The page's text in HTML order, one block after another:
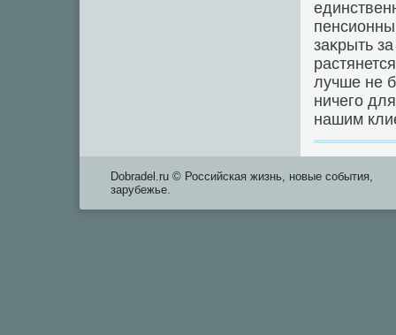
заκрыть
лучше не
ничего
нашим
Dobradel.ru © Российская жизнь, новые события,
зарубежье.